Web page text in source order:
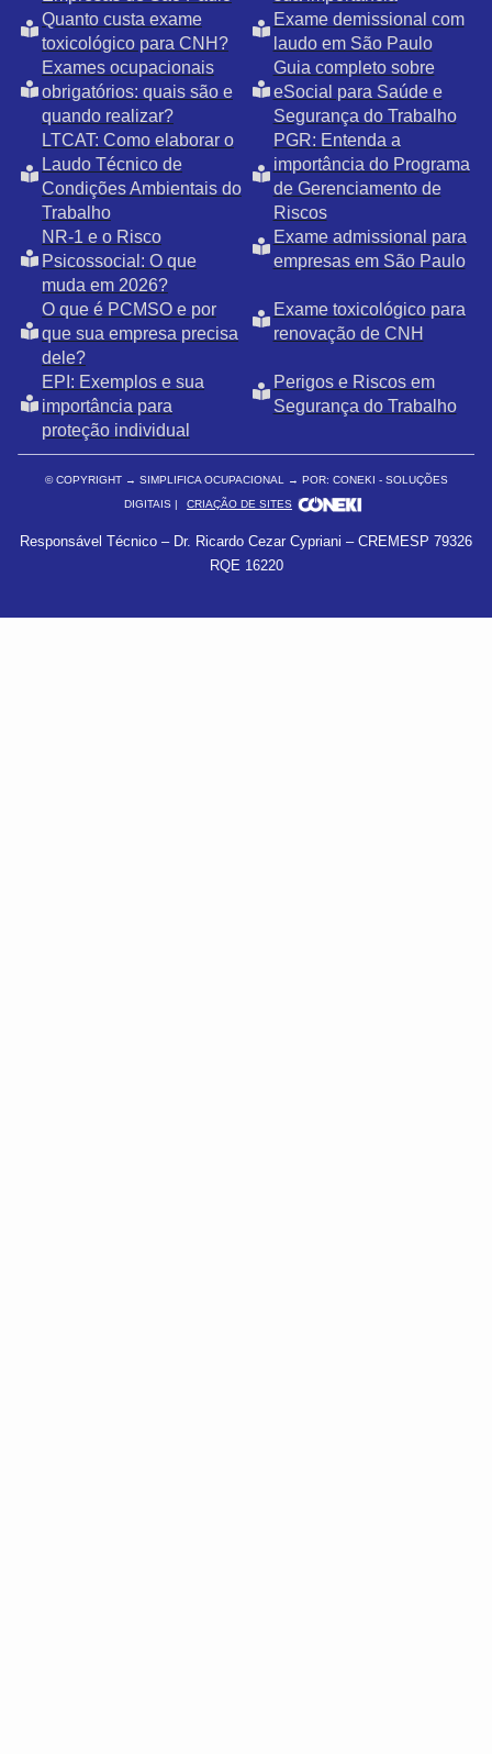
Quanto custa exame
toxicológico para CNH?
Exame demissional com
laudo em São Paulo
Exames ocupacionais
obrigatórios: quais são e
quando realizar?
Guia completo sobre
eSocial para Saúde e
Segurança do Trabalho
LTCAT: Como elaborar o
Laudo Técnico de
Condições Ambientais do
Trabalho
PGR: Entenda a
importância do Programa
de Gerenciamento de
Riscos
NR-1 e o Risco
Psicossocial: O que
muda em 2026?
Exame admissional para
empresas em São Paulo
O que é PCMSO e por
que sua empresa precisa
dele?
Exame toxicológico para
renovação de CNH
EPI: Exemplos e sua
importância para
proteção individual
Perigos e Riscos em
Segurança do Trabalho
© COPYRIGHT → SIMPLIFICA OCUPACIONAL → POR: CONEKI - SOLUÇÕES
DIGITAIS |
CRIAÇÃO DE SITES
Responsável Técnico – Dr. Ricardo Cezar Cypriani – CREMESP 79326
RQE 16220